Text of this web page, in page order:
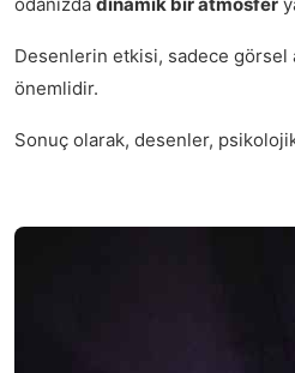
Desenlerin etkisi, sadece görsel
önemlidir.
Sonuç olarak, desenler,